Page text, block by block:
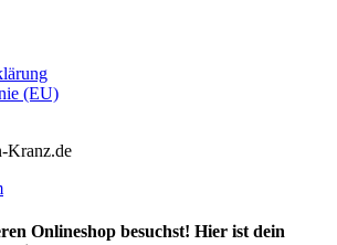
(EU)
Kranz.de
Onlineshop besuchst! Hier ist dein